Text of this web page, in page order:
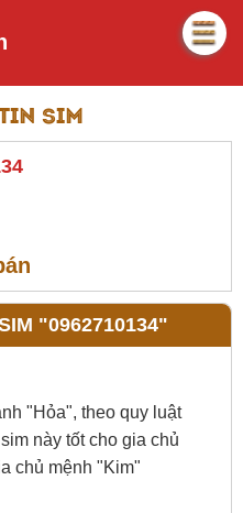
sim
"0962710134"
"Hỏa", theo quy luật
này tốt cho gia chủ
chủ mệnh "Kim"